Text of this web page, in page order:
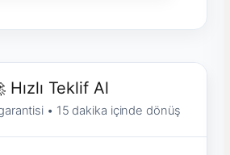
Hızlı Teklif Al
• 15 dakika içinde dönüş